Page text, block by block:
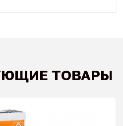
ТОВАРЫ